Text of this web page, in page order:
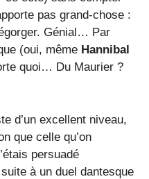
pas grand-chose :
Génial… Par
(oui, même Hannibal
quoi… Du Maurier ?
d’un excellent niveau,
que celle qu’on
persuadé
à un duel dantesque